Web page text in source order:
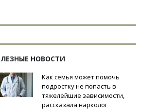
НОВОСТИ
Как семья может помочь
подростку не попасть в
тяжелейшие зависимости,
рассказала нарколог